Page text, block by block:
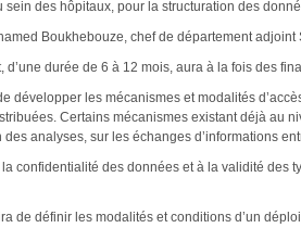
sein des hôpitaux, pour la structuration des
Boukhebouze, chef de département
d’une durée de 6 à 12 mois, aura à la fois des
développer les mécanismes et modalités
Certains mécanismes existant déjà au
analyses, sur les échanges d’informations
confidentialité des données et à la validité des
de définir les modalités et conditions d’un